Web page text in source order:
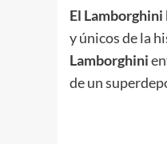
El
y únicos de la
Lamborghini
de un